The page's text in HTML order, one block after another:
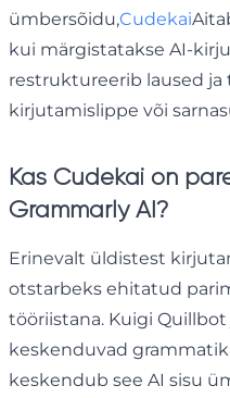
ümbersõidu,Cudekai
kui märgistatakse AI-
restruktureerib laused ja
kirjutamislippe või
Kas Cudekai on
Grammarly AI?
Erinevalt üldistest
otstarbeks ehitatud
tööriistana. Kuigi
keskenduvad
keskendub see AI sisu